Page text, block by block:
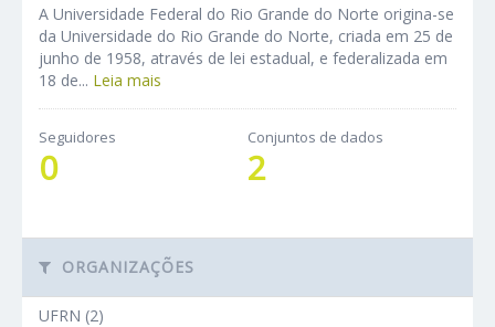
A Universidade Federal do Rio Grande do Norte origina-se
da Universidade do Rio Grande do Norte, criada em 25 de
junho de 1958, através de lei estadual, e federalizada em
18 de... Leia mais
Seguidores
0
Conjuntos de dados
2
ORGANIZAÇÕES
UFRN (2)